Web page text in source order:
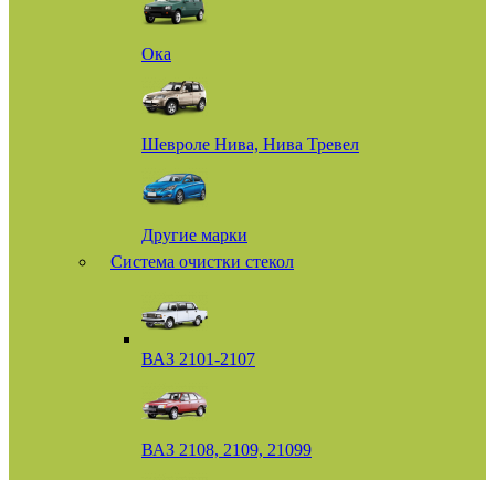
Ока
Шевроле Нива, Нива Тревел
Другие марки
Система очистки стекол
ВАЗ 2101-2107
ВАЗ 2108, 2109, 21099